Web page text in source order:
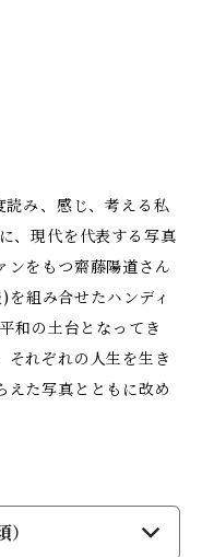
読み、感じ、考える私
、現代を代表する写真
ンをもつ齋藤陽道さん
組み合せたハンディ
和の土台となってき
それぞれの人生を生き
えた写真とともに改め